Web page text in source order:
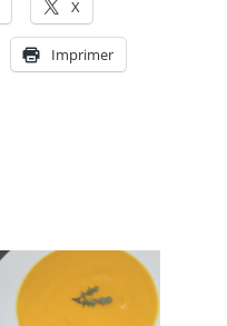
X
Imprimer